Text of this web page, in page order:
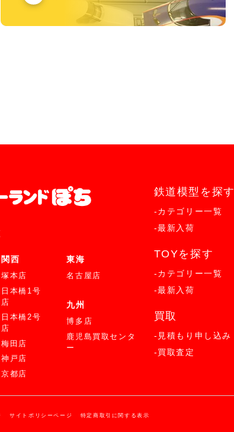
関西
塚本店
日本橋1号
店
日本橋2号
店
梅田店
神戸店
京都店
東海
名古屋店
九州
博多店
鹿児島買取センタ
ー
鉄道模型を探す
-カテゴリー一覧
-最新入荷
TOYを探す
-カテゴリー一覧
-最新入荷
買取
-見積もり申し込み
-買取査定
サイトポリシーページ 特定商取引に関する表示